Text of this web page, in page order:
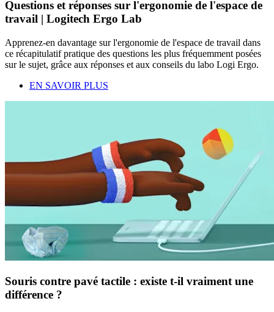
Questions et réponses sur l'ergonomie de l'espace de
travail | Logitech Ergo Lab
Apprenez-en davantage sur l'ergonomie de l'espace de travail dans
ce récapitulatif pratique des questions les plus fréquemment posées
sur le sujet, grâce aux réponses et aux conseils du labo Logi Ergo.
EN SAVOIR PLUS
Souris contre pavé tactile : existe t-il vraiment une
différence ?